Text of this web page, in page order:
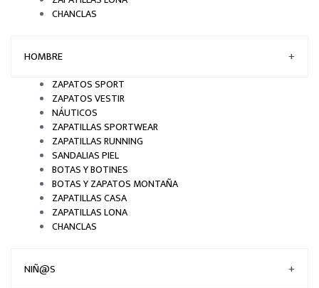
CHANCLAS
HOMBRE +
ZAPATOS SPORT
ZAPATOS VESTIR
NÁUTICOS
ZAPATILLAS SPORTWEAR
ZAPATILLAS RUNNING
SANDALIAS PIEL
BOTAS Y BOTINES
BOTAS Y ZAPATOS MONTAÑA
ZAPATILLAS CASA
ZAPATILLAS LONA
CHANCLAS
NIÑ@S +